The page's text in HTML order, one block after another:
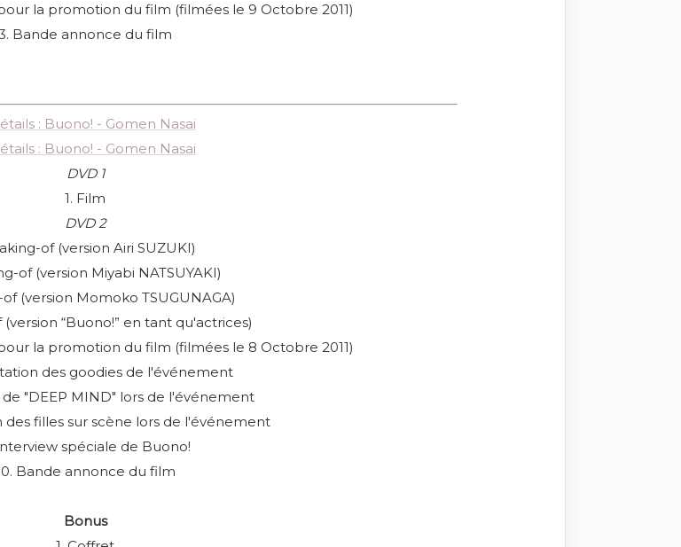
la promotion du film (filmées le 9 Octobre 2011)
Bande annonce du film
DVD 1
1. Film
DVD 2
of (version Airi SUZUKI)
of (version Miyabi NATSUYAKI)
(version Momoko TSUGUNAGA)
“Buono!” en tant qu'actrices)
la promotion du film (filmées le 8 Octobre 2011)
des goodies de l'événement
de "DEEP MIND" lors de l'événement
des filles sur scène lors de l'événement
spéciale de Buono!
Bande annonce du film
Bonus